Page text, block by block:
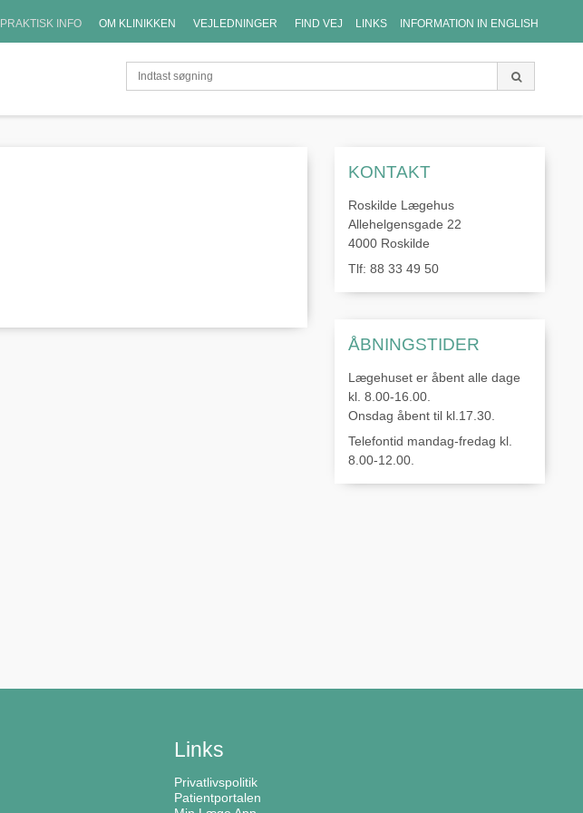
PRAKTISK INFO OM KLINIKKEN VEJLEDNINGER FIND VEJ LINKS INFORMATION IN ENGLISH
KONTAKT
Roskilde Lægehus
Allehelgensgade 22
4000 Roskilde
Tlf: 88 33 49 50
ÅBNINGSTIDER
Lægehuset er åbent alle dage
kl. 8.00-16.00.
Onsdag åbent til kl.17.30.
Telefontid mandag-fredag kl.
8.00-12.00.
Links
Privatlivspolitik
Patientportalen